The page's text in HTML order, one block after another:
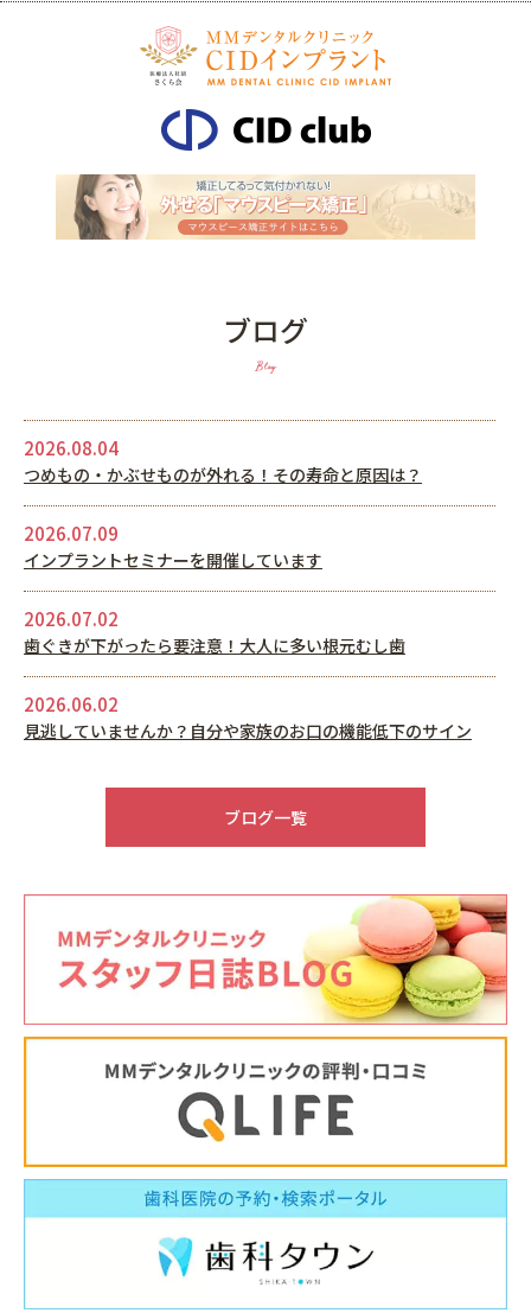
ブログ
Blog
2026.08.04
つめもの・かぶせものが外れる！その寿命と原因は？
2026.07.09
インプラントセミナーを開催しています
2026.07.02
歯ぐきが下がったら要注意！大人に多い根元むし歯
2026.06.02
見逃していませんか？自分や家族のお口の機能低下のサイン
2026.05.22
ブログ一覧